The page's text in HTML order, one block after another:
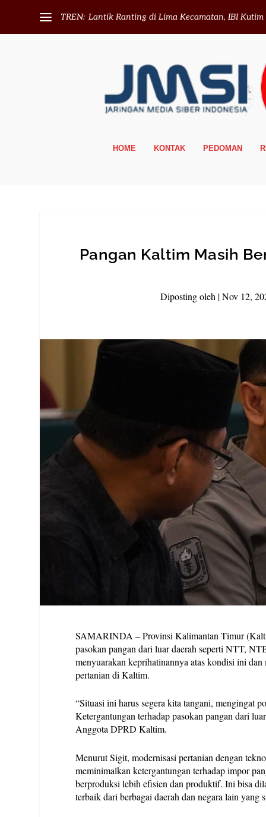
TREN: Lantik Ranting di Lima Kecamatan, IBI Kutim
HOME KONTAK PEDOMAN
Pangan Kaltim Masih
Diposting oleh |Nov 12,
SAMARINDA – Provinsi Kalimantan Timur
pasokan pangan dari luar daerah seperti NTT,
menyuarakan keprihatinannya atas kondisi ini
pertanian di Kaltim.
“Situasi ini harus segera kita tangani, mengingat
Ketergantungan terhadap pasokan pangan dari
Anggota DPRD Kaltim.
Menurut Sigit, modernisasi pertanian dengan
meminimalkan ketergantungan terhadap impor
berproduksi lebih efisien dan produktif. Ini bisa
terbaik dari berbagai daerah dan negara lain yang